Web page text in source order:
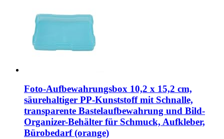
Foto-Aufbewahrungsbox 10,2 x 15,2 cm,
säurehaltiger PP-Kunststoff mit Schnalle,
transparente Bastelaufbewahrung und Bild-
Organizer-Behälter für Schmuck, Aufkleber,
Bürobedarf (orange)